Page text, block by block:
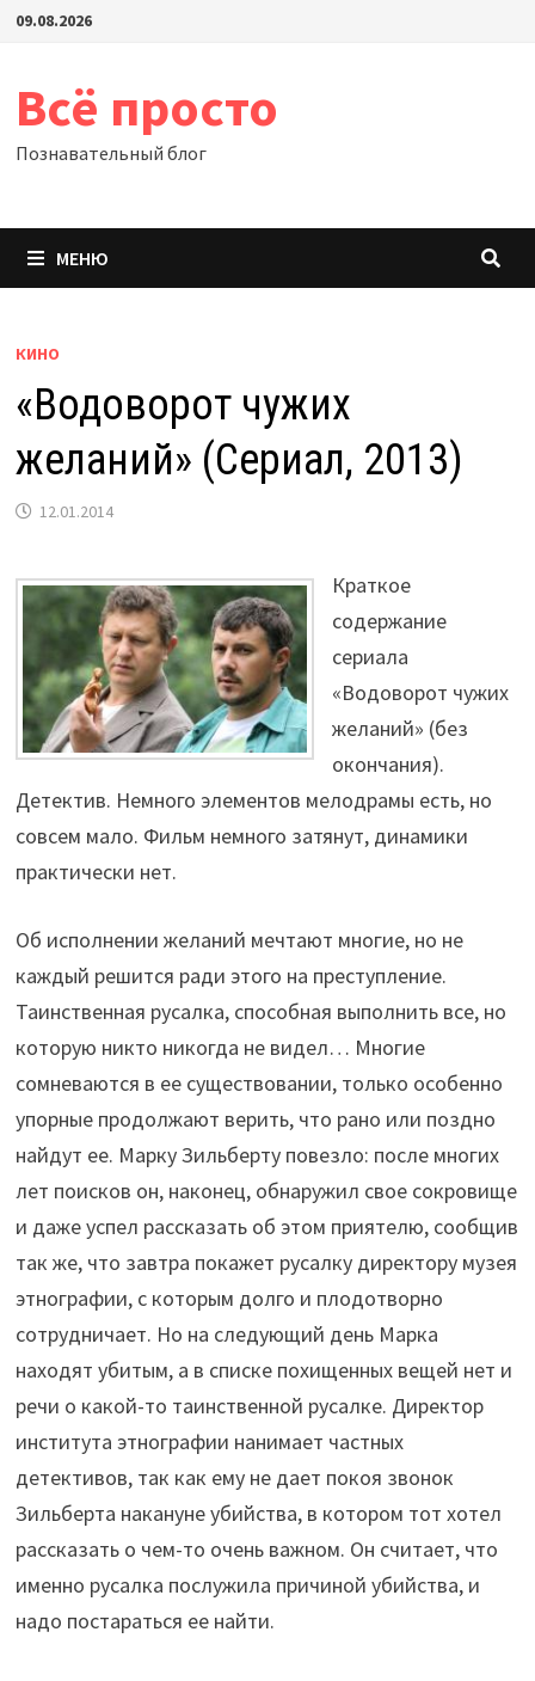
Перейти
09.08.2026
Всё просто
Познавательный блог
МЕНЮ
КИНО
«Водоворот чужих
желаний» (Сериал, 2013)
12.01.2014
Краткое
содержание
сериала
«Водоворот чужих
желаний» (без
окончания).
Детектив. Немного элементов мелодрамы есть, но
совсем мало. Фильм немного затянут, динамики
практически нет.
Об исполнении желаний мечтают многие, но не
каждый решится ради этого на преступление.
Таинственная русалка, способная выполнить все, но
которую никто никогда не видел… Многие
сомневаются в ее существовании, только особенно
упорные продолжают верить, что рано или поздно
найдут ее. Марку Зильберту повезло: после многих
лет поисков он, наконец, обнаружил свое сокровище
и даже успел рассказать об этом приятелю, сообщив
так же, что завтра покажет русалку директору музея
этнографии, с которым долго и плодотворно
сотрудничает. Но на следующий день Марка
находят убитым, а в списке похищенных вещей нет и
речи о какой-то таинственной русалке. Директор
института этнографии нанимает частных
детективов, так как ему не дает покоя звонок
Зильберта накануне убийства, в котором тот хотел
рассказать о чем-то очень важном. Он считает, что
именно русалка послужила причиной убийства, и
надо постараться ее найти.